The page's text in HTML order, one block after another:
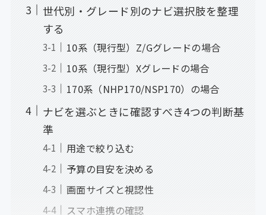
世代別・グレード別のナビ選択肢を整理
する
10系（現行型）Z/Gグレードの場合
10系（現行型）Xグレードの場合
170系（NHP170/NSP170）の場合
ナビを選ぶときに確認すべき4つの判断基
準
用途で絞り込む
予算の目安を決める
画面サイズと視認性
スマホ連携の確認